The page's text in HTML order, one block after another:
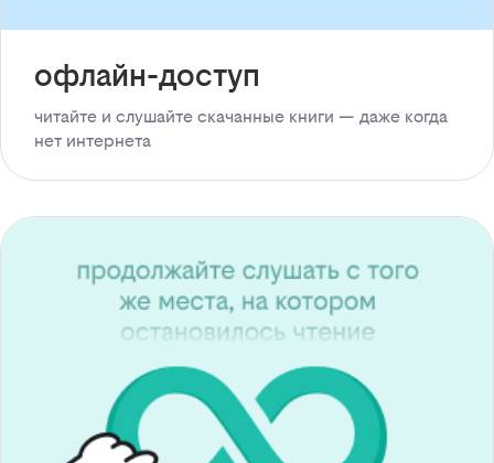
офлайн-доступ
читайте и слушайте скачанные книги — даже когда
нет интернета